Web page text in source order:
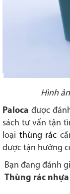
Hình
Paloca được
sách tư vấn tận
loại thùng rác
được tận hưởng
Bạn đang đánh
Thùng rác